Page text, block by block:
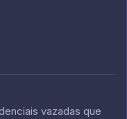
vazadas que